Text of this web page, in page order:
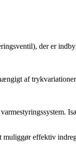
der er
af trykvariationer
muliggør effektiv